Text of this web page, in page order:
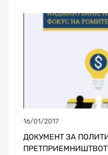
16/01/2017
ДОКУМЕНТ ЗА